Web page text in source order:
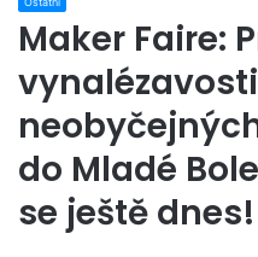
Maker Faire:
do Mladé
se ještě dnes!